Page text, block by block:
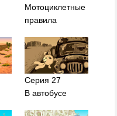
Мотоциклетные
правила
Серия 27
В автобусе